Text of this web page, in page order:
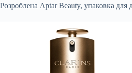
Розроблена Aptar Beauty, упаковка для